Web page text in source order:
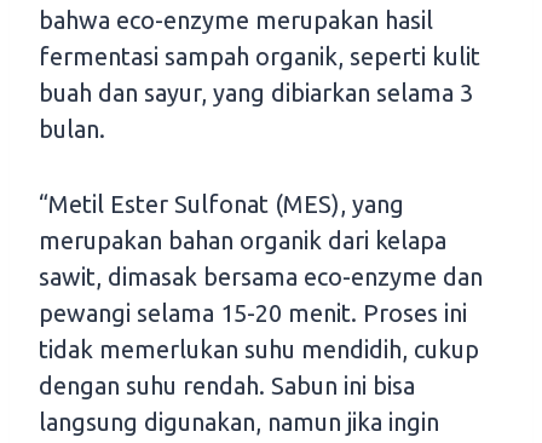
bahwa eco-enzyme merupakan hasil
fermentasi sampah organik, seperti kulit
buah dan sayur, yang dibiarkan selama 3
bulan.
“Metil Ester Sulfonat (MES), yang
merupakan bahan organik dari kelapa
sawit, dimasak bersama eco-enzyme dan
pewangi selama 15-20 menit. Proses ini
tidak memerlukan suhu mendidih, cukup
dengan suhu rendah. Sabun ini bisa
langsung digunakan, namun jika ingin